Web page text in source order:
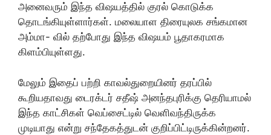
அனைவரும் இந்த விஷயத்தில் குரல் கொடுக்க
தொடங்கியுள்ளார்கள். மலையாள திரையுலக சங்கமான
அம்மா- வில் தற்போது இந்த விஷயம் பூதாகரமாக
கிளம்பியுள்ளது.
மேலும் இதைப் பற்றி காவல்துறையினர் தரப்பில்
கூறியதாவது டைரக்டர் சதீஷ் அனந்தபுரிக்கு தெரியாமல்
இந்த காட்சிகள் வெப்சைட்டில் வெளிவந்திருக்க
முடியாது என்று சந்தேகத்துடன் குறிப்பிட்டிருக்கின்றனர்.